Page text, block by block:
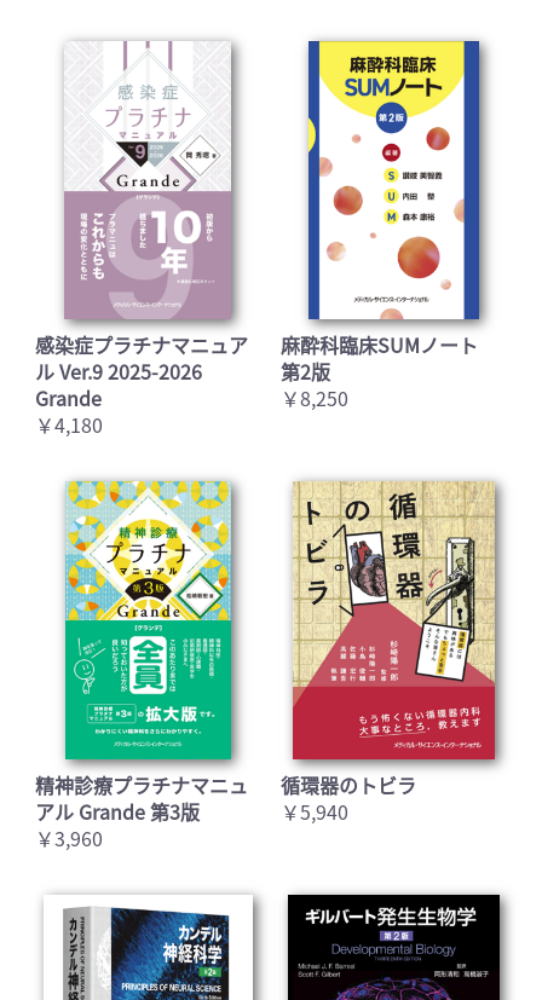
感染症プラチナマニュア
ル Ver.9 2025-2026
Grande
￥4,180
麻酔科臨床SUMノート
第2版
￥8,250
精神診療プラチナマニュ
アル Grande 第3版
￥3,960
循環器のトビラ
￥5,940